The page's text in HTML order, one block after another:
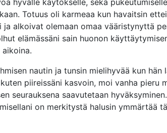
Totuus oli karmeaa kun havaitsin
alkoivat olemaan omaa vääristynyttä
elämässäni sain huonon
nautin ja tunsin mielihyvää kun
piireissäni kasvoin, moi vanha pieru
seurauksena saavutetaan
on merkitystä halusin ymmärtää